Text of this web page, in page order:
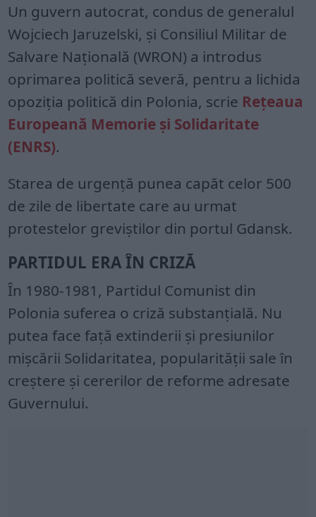
Un guvern autocrat, condus de generalul
Wojciech Jaruzelski, şi Consiliul Militar de
Salvare Naţională (WRON) a introdus
oprimarea politică severă, pentru a lichida
opoziţia politică din Polonia, scrie Reţeaua
Europeană Memorie şi Solidaritate
(ENRS).
Starea de urgenţă punea capăt celor 500
de zile de libertate care au urmat
protestelor greviştilor din portul Gdansk.
PARTIDUL ERA ÎN CRIZĂ
În 1980-1981, Partidul Comunist din
Polonia suferea o criză substanţială. Nu
putea face faţă extinderii şi presiunilor
mişcării Solidaritatea, popularităţii sale în
creştere şi cererilor de reforme adresate
Guvernului.